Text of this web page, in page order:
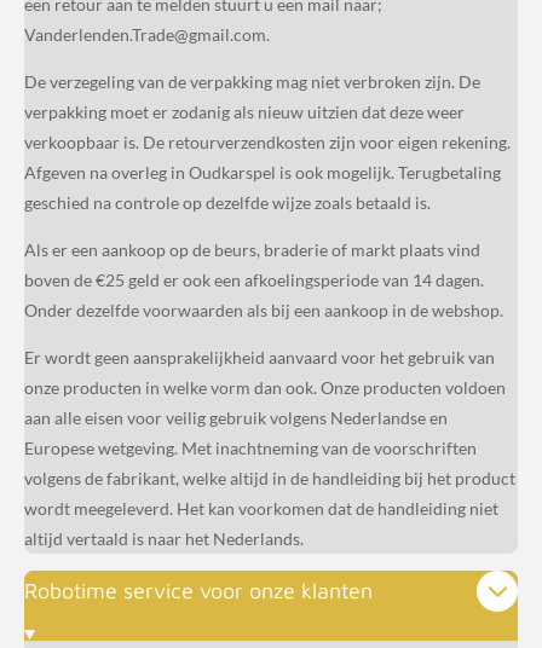
Vanderlenden.Trade@gmail.com.
De verzegeling van de verpakking mag niet verbroken zijn. De
verpakking moet er zodanig als nieuw uitzien dat deze weer
verkoopbaar is. De retourverzendkosten zijn voor eigen rekening.
Afgeven na overleg in Oudkarspel is ook mogelijk. Terugbetaling
geschied na controle op dezelfde wijze zoals betaald is.
Als er een aankoop op de beurs, braderie of markt plaats vind
boven de €25 geld er ook een afkoelingsperiode van 14 dagen.
Onder dezelfde voorwaarden als bij een aankoop in de webshop.
Er wordt geen aansprakelijkheid aanvaard voor het gebruik van
onze producten in welke vorm dan ook. Onze producten voldoen
aan alle eisen voor veilig gebruik volgens Nederlandse en
Europese wetgeving. Met inachtneming van de voorschriften
volgens de fabrikant, welke altijd in de handleiding bij het product
wordt meegeleverd. Het kan voorkomen dat de handleiding niet
altijd vertaald is naar het Nederlands.
Robotime service voor onze klanten